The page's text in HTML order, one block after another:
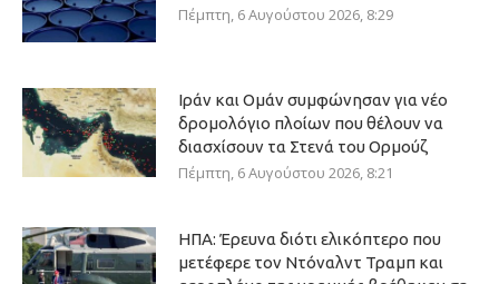
Πέμπτη, 6 Αυγούστου 2026, 8:29
Ιράν και Ομάν συμφώνησαν για νέο
δρομολόγιο πλοίων που θέλουν να
διασχίσουν τα Στενά του Ορμούζ
Πέμπτη, 6 Αυγούστου 2026, 8:21
ΗΠΑ: Έρευνα διότι ελικόπτερο που
μετέφερε τον Ντόναλντ Τραμπ και